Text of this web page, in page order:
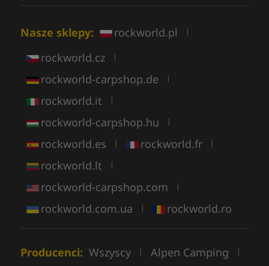
Nasze sklepy: rockworld.pl |
rockworld.cz |
rockworld-carpshop.de |
rockworld.it |
rockworld-carpshop.hu |
rockworld.es | rockworld.fr |
rockworld.lt |
rockworld-carpshop.com |
rockworld.com.ua | rockworld.ro
Producenci: Wszyscy | Alpen Camping |